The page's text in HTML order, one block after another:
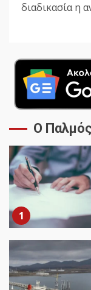
διαδικασία η
Ο
1